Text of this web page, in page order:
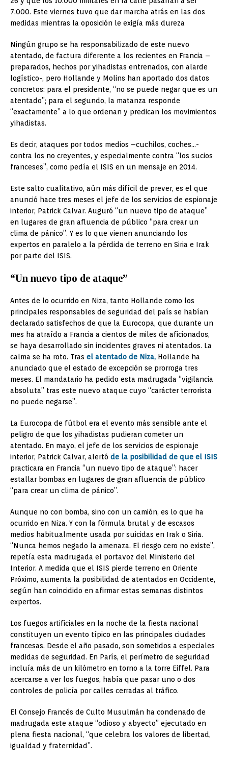
7.000. Este viernes tuvo que dar marcha atrás en las dos
medidas mientras la oposición le exigía más dureza
Ningún grupo se ha responsabilizado de este nuevo
atentado, de factura diferente a los recientes en Francia –
preparados, hechos por yihadistas entrenados, con alarde
logístico-, pero Hollande y Molins han aportado dos datos
concretos: para el presidente, “no se puede negar que es un
atentado”; para el segundo, la matanza responde
“exactamente” a lo que ordenan y predican los movimientos
yihadistas.
Es decir, ataques por todos medios –cuchilos, coches…-
contra los no creyentes, y especialmente contra “los sucios
franceses”, como pedía el ISIS en un mensaje en 2014.
Este salto cualitativo, aún más difícil de prever, es el que
anunció hace tres meses el jefe de los servicios de espionaje
interior, Patrick Calvar. Auguró “un nuevo tipo de ataque”
en lugares de gran afluencia de público “para crear un
clima de pánico”. Y es lo que vienen anunciando los
expertos en paralelo a la pérdida de terreno en Siria e Irak
por parte del ISIS.
“Un nuevo tipo de ataque”
Antes de lo ocurrido en Niza, tanto Hollande como los
principales responsables de seguridad del país se habían
declarado satisfechos de que la Eurocopa, que durante un
mes ha atraído a Francia a cientos de miles de aficionados,
se haya desarrollado sin incidentes graves ni atentados. La
calma se ha roto. Tras el atentado de Niza, Hollande ha
anunciado que el estado de excepción se prorroga tres
meses. El mandatario ha pedido esta madrugada “vigilancia
absoluta” tras este nuevo ataque cuyo “carácter terrorista
no puede negarse”.
La Eurocopa de fútbol era el evento más sensible ante el
peligro de que los yihadistas pudieran cometer un
atentado. En mayo, el jefe de los servicios de espionaje
interior, Patrick Calvar, alertó de la posibilidad de que el ISIS
practicara en Francia “un nuevo tipo de ataque”: hacer
estallar bombas en lugares de gran afluencia de público
“para crear un clima de pánico”.
Aunque no con bomba, sino con un camión, es lo que ha
ocurrido en Niza. Y con la fórmula brutal y de escasos
medios habitualmente usada por suicidas en Irak o Siria.
“Nunca hemos negado la amenaza. El riesgo cero no existe”,
repetía esta madrugada el portavoz del Ministerio del
Interior. A medida que el ISIS pierde terreno en Oriente
Próximo, aumenta la posibilidad de atentados en Occidente,
según han coincidido en afirmar estas semanas distintos
expertos.
Los fuegos artificiales en la noche de la fiesta nacional
constituyen un evento típico en las principales ciudades
francesas. Desde el año pasado, son sometidos a especiales
medidas de seguridad. En París, el perímetro de seguridad
incluía más de un kilómetro en torno a la torre Eiffel. Para
acercarse a ver los fuegos, había que pasar uno o dos
controles de policía por calles cerradas al tráfico.
El Consejo Francés de Culto Musulmán ha condenado de
madrugada este ataque “odioso y abyecto” ejecutado en
plena fiesta nacional, “que celebra los valores de libertad,
igualdad y fraternidad”.